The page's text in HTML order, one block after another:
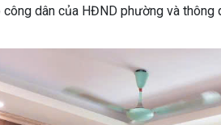
dân của HĐND phường và thông